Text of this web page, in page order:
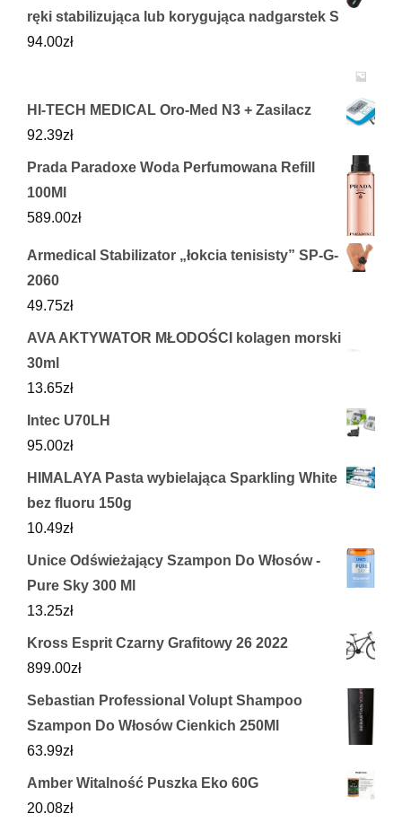
ręki stabilizująca lub korygująca nadgarstek S
94.00zł
HI-TECH MEDICAL Oro-Med N3 + Zasilacz
92.39zł
Prada Paradoxe Woda Perfumowana Refill
100Ml
589.00zł
Armedical Stabilizator „łokcia tenisisty” SP-G-
2060
49.75zł
AVA AKTYWATOR MŁODOŚCI kolagen morski
30ml
13.65zł
Intec U70LH
95.00zł
HIMALAYA Pasta wybielająca Sparkling White
bez fluoru 150g
10.49zł
Unice Odświeżający Szampon Do Włosów -
Pure Sky 300 Ml
13.25zł
Kross Esprit Czarny Grafitowy 26 2022
899.00zł
Sebastian Professional Volupt Shampoo
Szampon Do Włosów Cienkich 250Ml
63.99zł
Amber Witalność Puszka Eko 60G
20.08zł